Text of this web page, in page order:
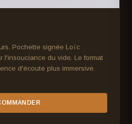
Pochette signée Loïc
l'insouciance du vide. Le format
d'écoute plus immersive.